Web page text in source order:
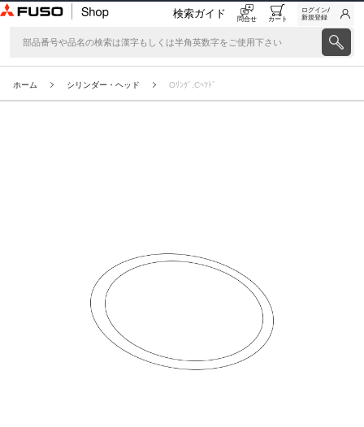
検索ガイド 問合せ カート
ログイン/
新規登録
ホーム シリンダー・ヘッド Oﾘﾝｸﾞ,Cﾍﾂﾄﾞ